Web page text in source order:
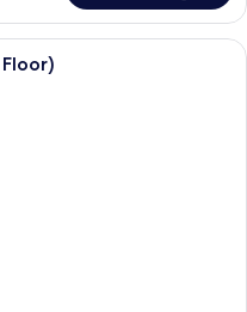
ะทำงาน, พื้นที่ทำงานแบบใช้แล็ปท็อ